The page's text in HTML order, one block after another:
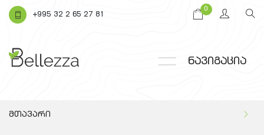
+995 32 2 65 27 81
0
ნავიგაცია
მთავარი